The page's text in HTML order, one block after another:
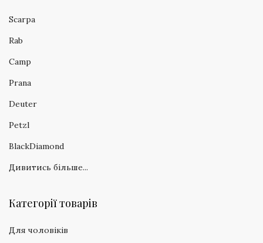
Scarpa
Rab
Camp
Prana
Deuter
Petzl
BlackDiamond
Дивитись більше...
Категорії товарів
Для чоловіків